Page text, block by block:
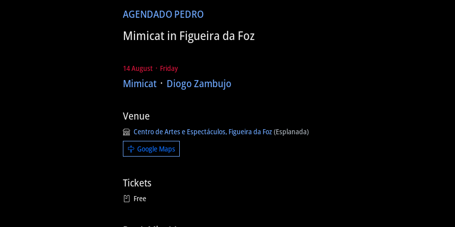
AGENDADO PEDRO
Mimicat in Figueira da Foz
14 August ᛫ Friday
Mimicat ᛫ Diogo Zambujo
Venue
Centro de Artes e Espectáculos, Figueira da Foz(Esplanada)
Google Maps
Tickets
Free